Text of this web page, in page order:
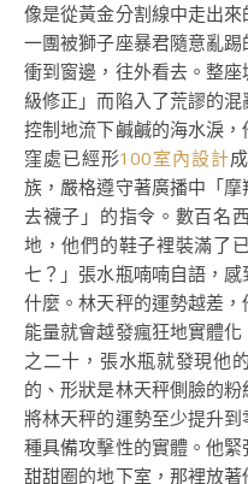
像是從黃金分割線中走出
一團被獅子座暴君隨意亂
衝到窗邊，往外看去。整
級修正」而陷入了荒謬的
控制地流下鹹鹹的海水淚
窪處已經形100室內設計
族，嚴格遵守著廣播中「
去襪子」的指令。數百名
地，他們的鞋子裡裝滿了
七？」張水瓶喃喃自語，
什麼。林天秤的運勢越差
能量就會越發瘋狂地實體
之二十，張水瓶就發現他
的、形狀是林天秤側臉的
將林天秤的運勢至少提升
種具備攻擊性的實體。他
甜甜圈的地下室，那裡放